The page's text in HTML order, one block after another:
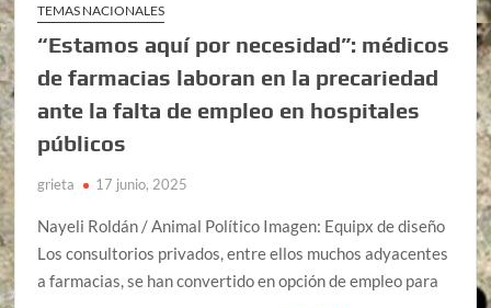
TEMAS NACIONALES
“Estamos aquí por necesidad”: médicos
de farmacias laboran en la precariedad
ante la falta de empleo en hospitales
públicos
grieta 17 junio, 2025
Nayeli Roldán / Animal Político Imagen: Equipx de diseño
Los consultorios privados, entre ellos muchos adyacentes
a farmacias, se han convertido en opción de empleo para